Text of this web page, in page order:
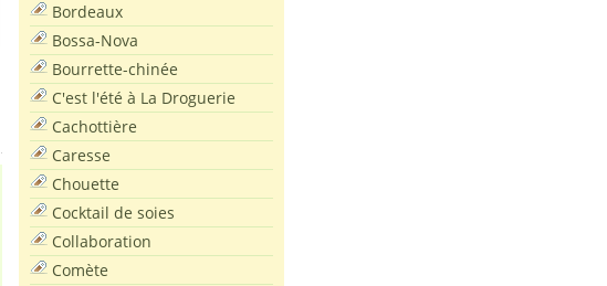
Bordeaux
Bossa-Nova
Bourrette-chinée
C'est l'été à La Droguerie
Cachottière
Caresse
Chouette
Cocktail de soies
Collaboration
Comète